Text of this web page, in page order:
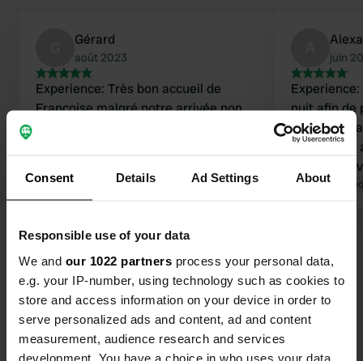
Consent Details Ad Settings About
Responsible use of your data
We and our 1022 partners process your personal data,
e.g. your IP-number, using technology such as cookies to
store and access information on your device in order to
serve personalized ads and content, ad and content
measurement, audience research and services
development. You have a choice in who uses your data
Gérard
août 2023
Experience: Très bon accueil de
Francoise malgré notre arrivée non
juin
nuit afin de
proche du
magnifique
accueil
Traduit par
Voir tous les 10 avis
Es-tu déjà venu ici ?